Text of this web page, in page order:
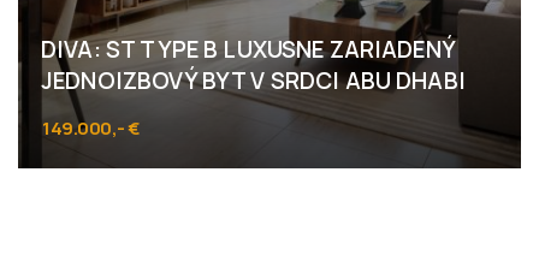
DIVA: ST TYPE B LUXUSNE ZARIADENÝ
JEDNOIZBOVÝ BYT V SRDCI ABU DHABI
149.000,- €